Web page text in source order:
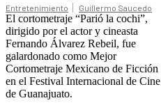
Entretenimiento Guillermo Saucedo
El cortometraje “Parió la cochi”,
dirigido por el actor y cineasta
Fernando Álvarez Rebeil, fue
galardonado como Mejor
Cortometraje Mexicano de Ficción
en el Festival Internacional de Cine
de Guanajuato.